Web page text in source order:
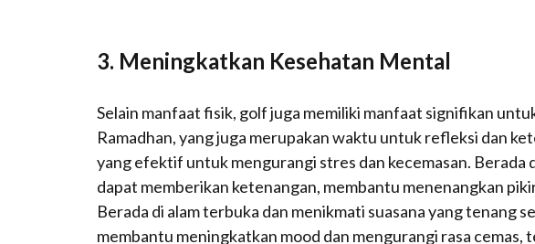
3. Meningkatkan Kesehatan Mental
Selain manfaat fisik, golf juga memiliki manfaat signifikan
Ramadhan, yang juga merupakan waktu untuk refleksi dan
yang efektif untuk mengurangi stres dan kecemasan. Berada
dapat memberikan ketenangan, membantu menenangkan
Berada di alam terbuka dan menikmati suasana yang tenang
membantu meningkatkan mood dan mengurangi rasa cemas,